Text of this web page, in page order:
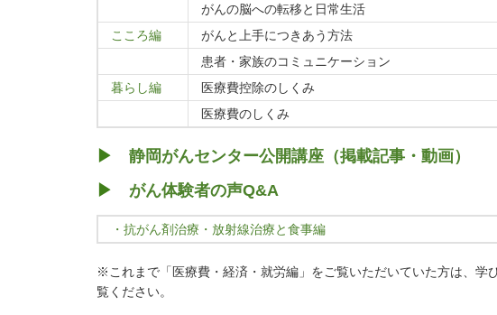
がんの脳への転移と日常生活
こころ編
がんと上手につきあう方法
患者・家族のコミュニケーション
暮らし編
医療費控除のしくみ
医療費のしくみ
▶
静岡がんセンター公開講座（掲載記事・動画）
▶
がん体験者の声Q&A
・抗がん剤治療・放射線治療と食事編
※これまで「医療費・経済・就労編」をご覧いただいていた方は、学
覧ください。